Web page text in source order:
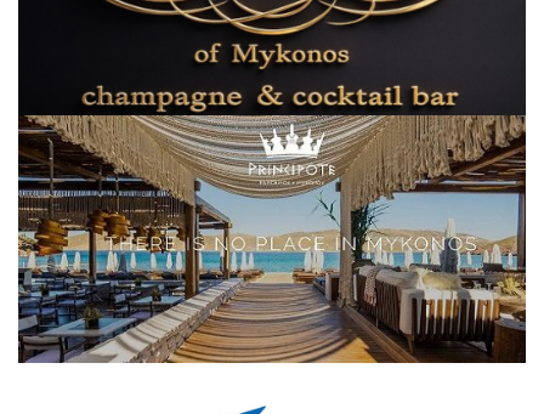
Elections 2023
Ελληνικά English